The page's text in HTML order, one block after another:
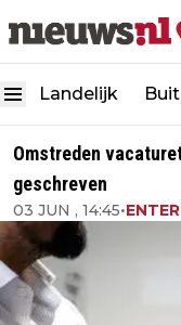
Landelijk
Omstreden
geschreven
03 JUN , 14:45•